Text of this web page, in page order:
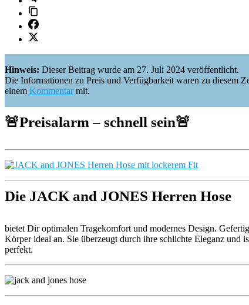
Hinweis: Dieser Beitrag wurde am 27. Juli 2024 veröffentlicht.
Die Informationen zu Preis und Verfügbarkeit waren zu diesem
einem Kommentarmit.
🚨Preisalarm – schnell sein🚨
Die JACK and JONES Herren Hose
bietet Dir optimalen Tragekomfort und modernes Design.
Körper ideal an. Sie überzeugt durch ihre schlichte Eleganz und
perfekt.